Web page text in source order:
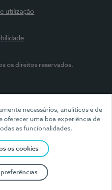
necessários, analíticos e de
oferecer uma boa experiência de
as funcionalidades.
os cookies
utilização
os direitos reservados.